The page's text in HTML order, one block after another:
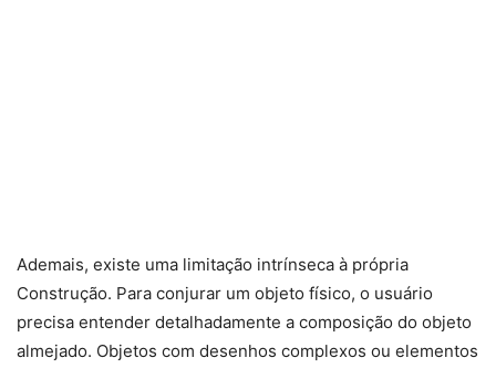
Ademais, existe uma limitação intrínseca à própria
Construção. Para conjurar um objeto físico, o usuário
precisa entender detalhadamente a composição do objeto
almejado. Objetos com desenhos complexos ou elementos